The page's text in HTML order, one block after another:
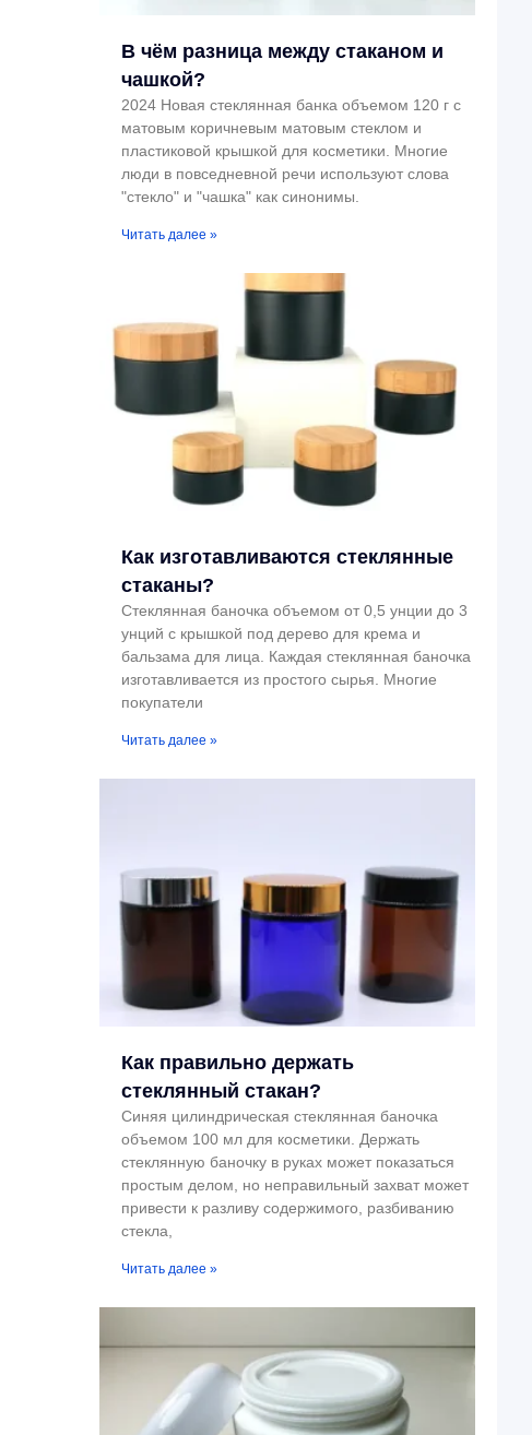
В чём разница между стаканом и
чашкой?
2024 Новая стеклянная банка объемом 120 г с
матовым коричневым матовым стеклом и
пластиковой крышкой для косметики. Многие
люди в повседневной речи используют слова
"стекло" и "чашка" как синонимы.
Читать далее »
Как изготавливаются стеклянные
стаканы?
Стеклянная баночка объемом от 0,5 унции до 3
унций с крышкой под дерево для крема и
бальзама для лица. Каждая стеклянная баночка
изготавливается из простого сырья. Многие
покупатели
Читать далее »
Как правильно держать
стеклянный стакан?
Синяя цилиндрическая стеклянная баночка
объемом 100 мл для косметики. Держать
стеклянную баночку в руках может показаться
простым делом, но неправильный захват может
привести к разливу содержимого, разбиванию
стекла,
Читать далее »